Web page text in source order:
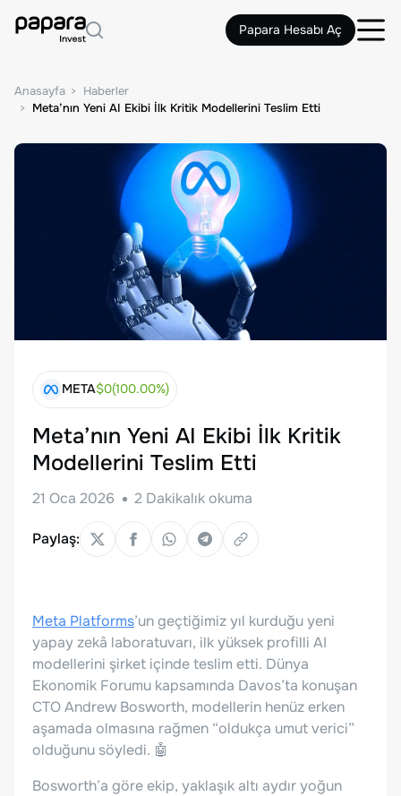
Papara Hesabı Aç
Anasayfa
Haberler
Meta’nın Yeni AI Ekibi İlk Kritik Modellerini Teslim Etti
META$0(100.00%)
Meta’nın Yeni AI Ekibi İlk Kritik
Modellerini Teslim Etti
21 Oca 2026 2 Dakikalık okuma
Paylaş:
Meta Platforms’un geçtiğimiz yıl kurduğu yeni
yapay zekâ laboratuvarı, ilk yüksek profilli AI
modellerini şirket içinde teslim etti. Dünya
Ekonomik Forumu kapsamında Davos’ta konuşan
CTO Andrew Bosworth, modellerin henüz erken
aşamada olmasına rağmen “oldukça umut verici”
olduğunu söyledi. 🤖
Bosworth’a göre ekip, yaklaşık altı aydır yoğun